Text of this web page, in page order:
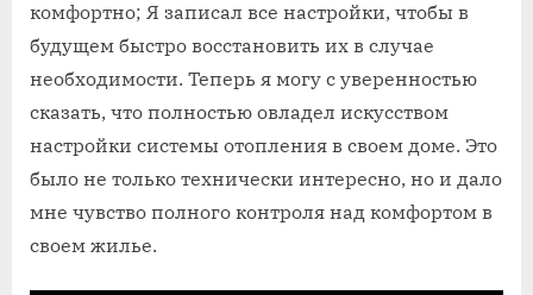
комфортно; Я записал все настройки, чтобы в
будущем быстро восстановить их в случае
необходимости. Теперь я могу с уверенностью
сказать, что полностью овладел искусством
настройки системы отопления в своем доме. Это
было не только технически интересно, но и дало
мне чувство полного контроля над комфортом в
своем жилье.